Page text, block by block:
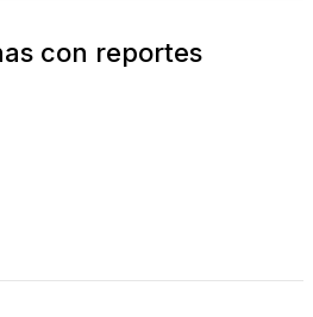
con reportes